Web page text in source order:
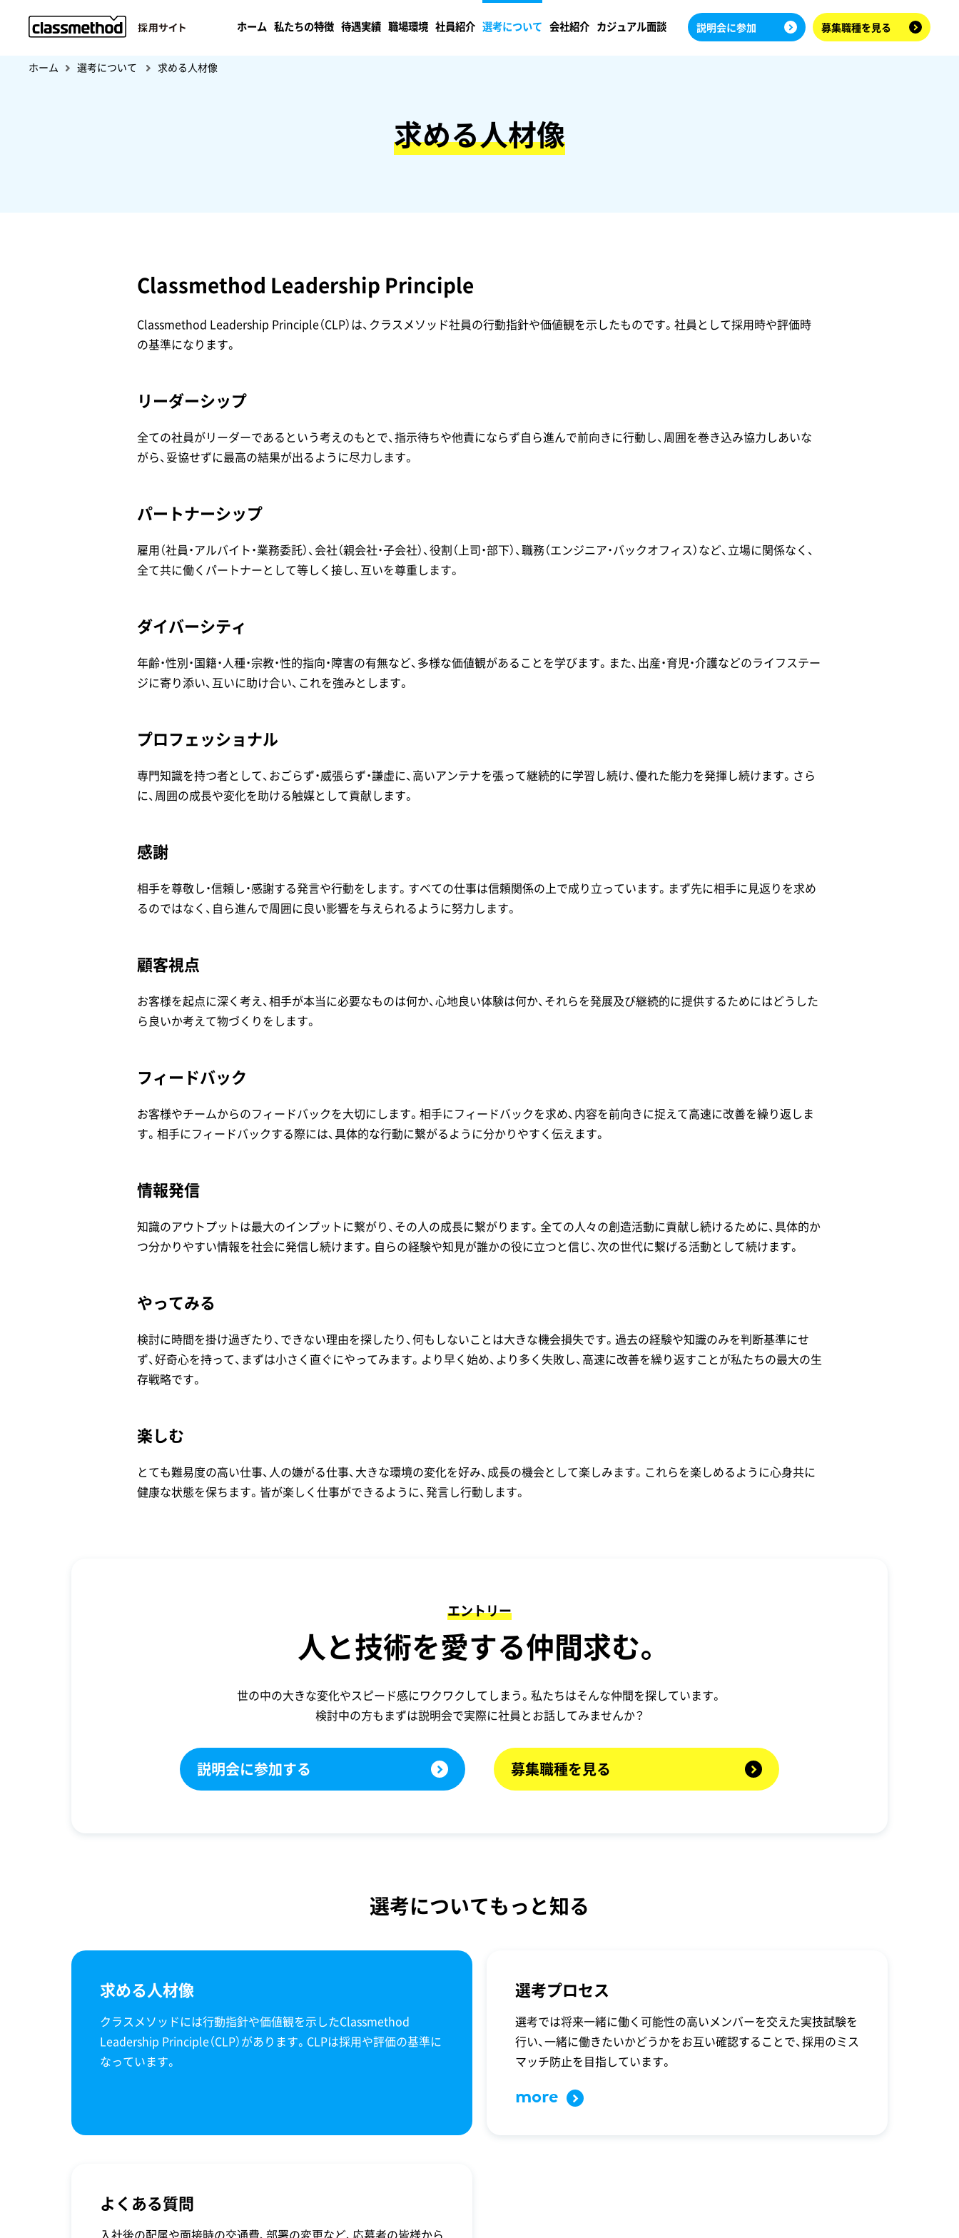
ホーム 私たちの特徴 待遇実績 職場環境 社員紹介 選考について 会社紹介 カジュアル面談 説明会に参加 募集職種を見る
ホーム 選考について 求める人材像
求める人材像
Classmethod Leadership Principle
Classmethod Leadership Principle（CLP）は、クラスメソッド社員の行動指針や価値観を示したものです。社員として採用時や評価時
の基準になります。
リーダーシップ
全ての社員がリーダーであるという考えのもとで、指示待ちや他責にならず自ら進んで前向きに行動し、周囲を巻き込み協力しあいな
がら、妥協せずに最高の結果が出るように尽力します。
パートナーシップ
雇用（社員・アルバイト・業務委託）、会社（親会社・子会社）、役割（上司・部下）、職務（エンジニア・バックオフィス）など、立場に関係なく、
全て共に働くパートナーとして等しく接し、互いを尊重します。
ダイバーシティ
年齢・性別・国籍・人種・宗教・性的指向・障害の有無など、多様な価値観があることを学びます。また、出産・育児・介護などのライフステー
ジに寄り添い、互いに助け合い、これを強みとします。
プロフェッショナル
専門知識を持つ者として、おごらず・威張らず・謙虚に、高いアンテナを張って継続的に学習し続け、優れた能力を発揮し続けます。さら
に、周囲の成長や変化を助ける触媒として貢献します。
感謝
相手を尊敬し・信頼し・感謝する発言や行動をします。すべての仕事は信頼関係の上で成り立っています。まず先に相手に見返りを求め
るのではなく、自ら進んで周囲に良い影響を与えられるように努力します。
顧客視点
お客様を起点に深く考え、相手が本当に必要なものは何か、心地良い体験は何か、それらを発展及び継続的に提供するためにはどうした
ら良いか考えて物づくりをします。
フィードバック
お客様やチームからのフィードバックを大切にします。相手にフィードバックを求め、内容を前向きに捉えて高速に改善を繰り返しま
す。相手にフィードバックする際には、具体的な行動に繋がるように分かりやすく伝えます。
情報発信
知識のアウトプットは最大のインプットに繋がり、その人の成長に繋がります。全ての人々の創造活動に貢献し続けるために、具体的か
つ分かりやすい情報を社会に発信し続けます。自らの経験や知見が誰かの役に立つと信じ、次の世代に繋げる活動として続けます。
やってみる
検討に時間を掛け過ぎたり、できない理由を探したり、何もしないことは大きな機会損失です。過去の経験や知識のみを判断基準にせ
ず、好奇心を持って、まずは小さく直ぐにやってみます。より早く始め、より多く失敗し、高速に改善を繰り返すことが私たちの最大の生
存戦略です。
楽しむ
とても難易度の高い仕事、人の嫌がる仕事、大きな環境の変化を好み、成長の機会として楽しみます。これらを楽しめるように心身共に
健康な状態を保ちます。皆が楽しく仕事ができるように、発言し行動します。
エントリー
人と技術を愛する仲間求む。
世の中の大きな変化やスピード感にワクワクしてしまう。私たちはそんな仲間を探しています。
検討中の方もまずは説明会で実際に社員とお話してみませんか？
説明会に参加する 募集職種を見る
選考についてもっと知る
求める人材像
クラスメソッドには行動指針や価値観を示したClassmethod
Leadership Principle（CLP）があります。CLPは採用や評価の基準に
なっています。
選考プロセス
選考では将来一緒に働く可能性の高いメンバーを交えた実技試験を
行い、一緒に働きたいかどうかをお互い確認することで、採用のミス
マッチ防止を目指しています。
more
よくある質問
入社後の配属や面接時の交通費、部署の変更など、応募者の皆様から